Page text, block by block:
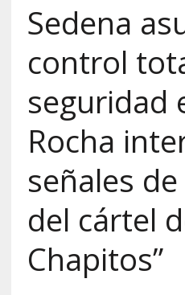
Sedena
control
seguridad
Rocha
señales
del cártel
Chapitos”